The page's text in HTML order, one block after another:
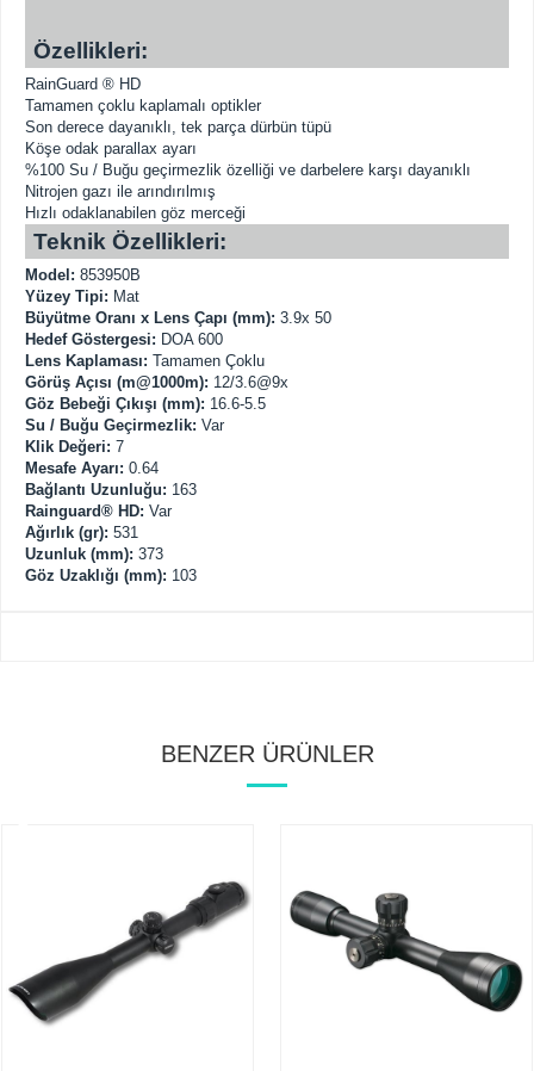
Özellikleri:
RainGuard ® HD
Tamamen çoklu kaplamalı optikler
Son derece dayanıklı, tek parça dürbün tüpü
Köşe odak parallax ayarı
%100 Su / Buğu geçirmezlik özelliği ve darbelere karşı dayanıklı
Nitrojen gazı ile arındırılmış
Hızlı odaklanabilen göz merceği
Teknik Özellikleri:
Model: 853950B
Yüzey Tipi: Mat
Büyütme Oranı x Lens Çapı (mm): 3.9x 50
Hedef Göstergesi: DOA 600
Lens Kaplaması: Tamamen Çoklu
Görüş Açısı (m@1000m): 12/3.6@9x
Göz Bebeği Çıkışı (mm): 16.6-5.5
Su / Buğu Geçirmezlik: Var
Klik Değeri: 7
Mesafe Ayarı: 0.64
Bağlantı Uzunluğu: 163
Rainguard® HD: Var
Ağırlık (gr): 531
Uzunluk (mm): 373
Göz Uzaklığı (mm): 103
BENZER ÜRÜNLER